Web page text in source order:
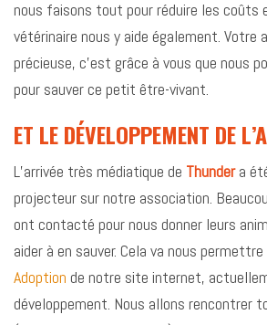
nous faisons tout pour réduire les coûts
vétérinaire nous y aide également. Votre
précieuse, c’est grâce à vous que nous
pour sauver ce petit être-vivant.
ET LE DÉVELOPPEMENT DE
L’arrivée très médiatique de Thundera
projecteur sur notre association.
ont contacté pour nous donner leurs
aider à en sauver. Cela va nous
Adoption de notre site internet,
développement. Nous allons rencontrer